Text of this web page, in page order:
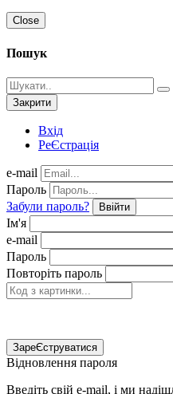
Close
Пошук
Закрити
Вхід
РеЄстрація
e-mail
Пароль
Забули пароль?
Ввійти
Ім'я
e-mail
Пароль
Повторіть пароль
ЗареЄструватися
Відновлення пароля
Введіть свій e-mail, і ми